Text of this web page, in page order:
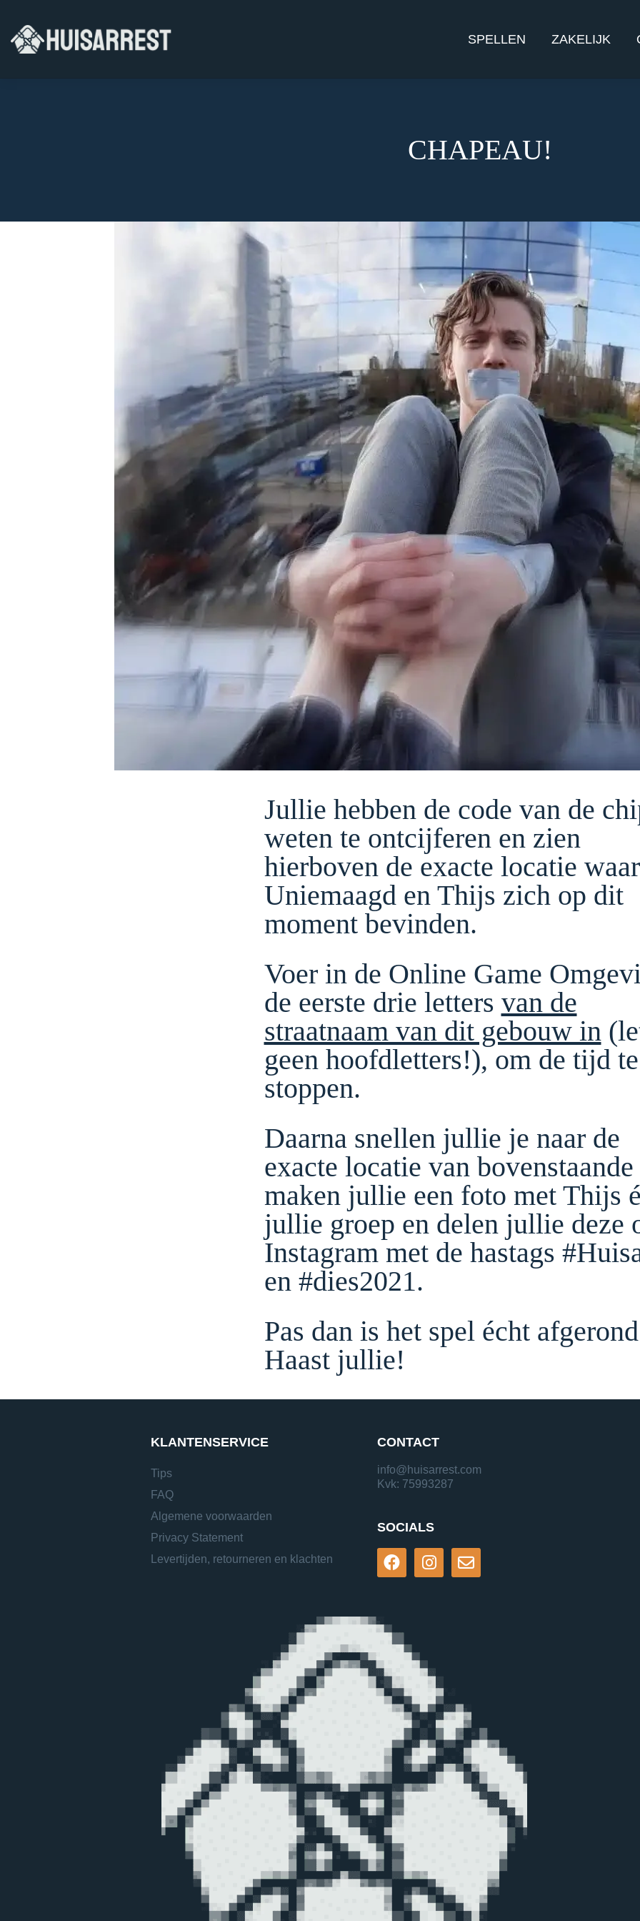
SPELLEN ZAKELIJK
CHAPEAU!
Jullie hebben de code van de
weten te ontcijferen en zien
hierboven de exacte locatie
Uniemaagd en Thijs zich op dit
moment bevinden.
Voer in de Online Game
de eerste drie letters van de
straatnaam van dit gebouw in
geen hoofdletters!), om de tijd te
stoppen.
Daarna snellen jullie je naar de
exacte locatie van
maken jullie een foto met Thijs
jullie groep en delen jullie deze
Instagram met de hastags
en #dies2021.
Pas dan is het spel écht
Haast jullie!
KLANTENSERVICE
Tips
FAQ
Algemene voorwaarden
Privacy Statement
Levertijden, retourneren en klachten
CONTACT
info@huisarrest.com
Kvk: 75993287
SOCIALS